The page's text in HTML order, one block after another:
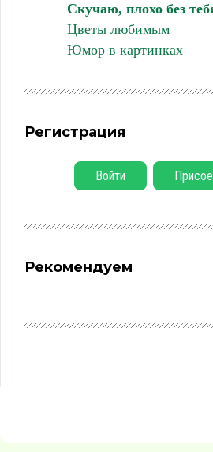
Скучаю, плохо без
Цветы любимым
Юмор в картинках
Регистрация
Войти
Рекомендуем